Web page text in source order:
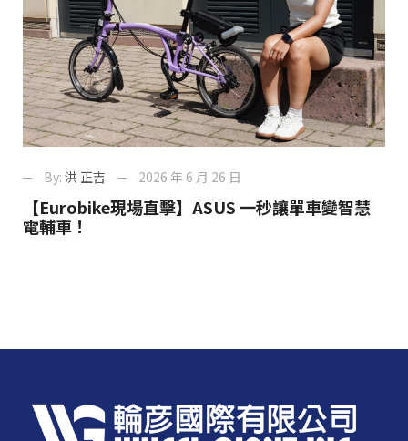
By: 洪 正吉 2026 年 6 月 26 日
【Eurobike現場直擊】ASUS 一秒讓單車變智慧
電輔車！